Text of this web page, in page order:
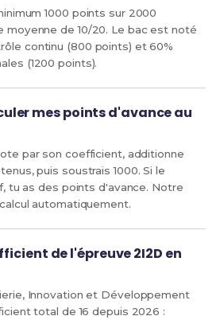
1000 points sur 2000
moyenne de 10/20. Le bac est noté
continu (800 points) et 60%
(1200 points).
mes points d'avance au
par son coefficient, additionne
puis soustrais 1000. Si le
tu as des points d'avance. Notre
automatiquement.
de l'épreuve 2I2D en
Innovation et Développement
total de 16 depuis 2026 :